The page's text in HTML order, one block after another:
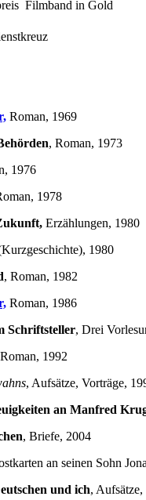
 Filmband in Gold
Roman, 1969
, Roman, 1973
1976
1978
Erzählungen, 1980
1980
, Roman, 1982
Roman, 1986
Schriftsteller, Drei
1992
, Aufsätze, Vorträge,
an Manfred
, Briefe, 2004
an seinen Sohn
und ich,